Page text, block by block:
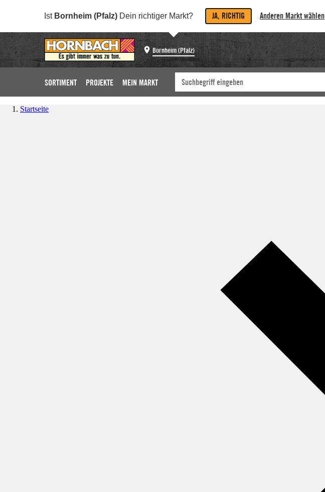
Ist Bornheim (Pfalz) Dein richtiger Markt? JA, RICHTIG Anderen Markt wählen
Bornheim (Pfalz)
SORTIMENT PROJEKTE MEIN MARKT
Startseite